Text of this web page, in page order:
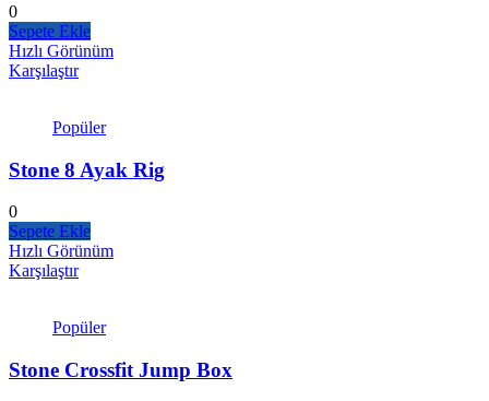
0
Sepete Ekle
Hızlı Görünüm
Karşılaştır
Popüler
Stone 8 Ayak Rig
0
Sepete Ekle
Hızlı Görünüm
Karşılaştır
Popüler
Stone Crossfit Jump Box